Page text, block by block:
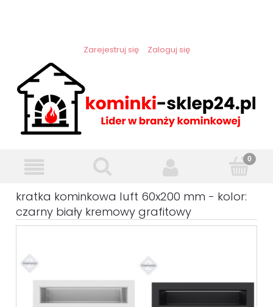
Zarejestruj się Zaloguj się
kratka kominkowa luft 60x200 mm - kolor:
czarny biały kremowy grafitowy